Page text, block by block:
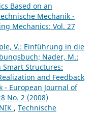
Based on an
Mechanik -
Mechanics: Vol. 27
V.: Einführung in die
Nader, M.:
Structures:
and Feedback
- European Journal of
No. 2 (2008)
, Technische